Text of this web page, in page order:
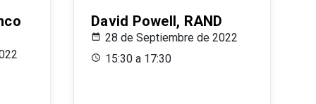
David Powell, RAND
28 de Septiembre de 2022
15:30 a 17:30